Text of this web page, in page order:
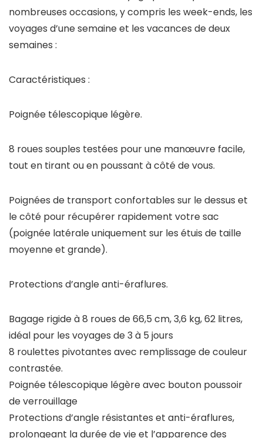
nombreuses occasions, y compris les week-ends, les
voyages d’une semaine et les vacances de deux
semaines :
Caractéristiques :
Poignée télescopique légère.
8 roues souples testées pour une manœuvre facile,
tout en tirant ou en poussant à côté de vous.
Poignées de transport confortables sur le dessus et
le côté pour récupérer rapidement votre sac
(poignée latérale uniquement sur les étuis de taille
moyenne et grande).
Protections d’angle anti-éraflures.
Bagage rigide à 8 roues de 66,5 cm, 3,6 kg, 62 litres,
idéal pour les voyages de 3 à 5 jours
8 roulettes pivotantes avec remplissage de couleur
contrastée.
Poignée télescopique légère avec bouton poussoir
de verrouillage
Protections d’angle résistantes et anti-éraflures,
prolongeant la durée de vie et l’apparence des